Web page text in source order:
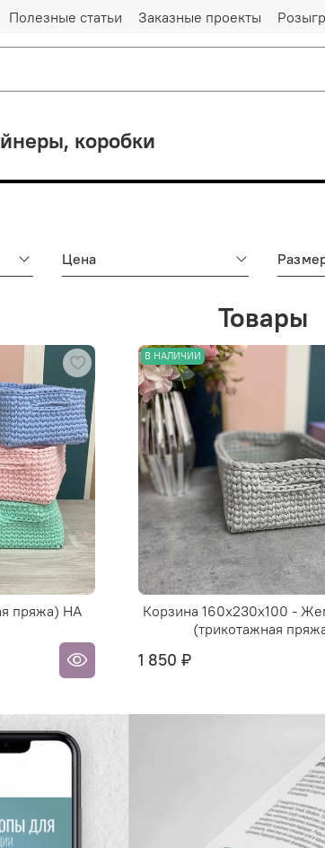
Полезные статьи Заказные проекты
коробки
Цена
Товары
пряжа) НА
В НАЛИЧИИ
Корзина 160х230х100 -
(трикотажная
1 850 ₽